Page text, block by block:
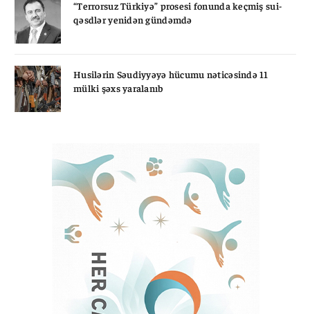
“Terrorsuz Türkiyə” prosesi fonunda keçmiş sui-
qəsdlər yenidən gündəmdə
Husilərin Səudiyyəyə hücumu nəticəsində 11
mülki şəxs yaralanıb